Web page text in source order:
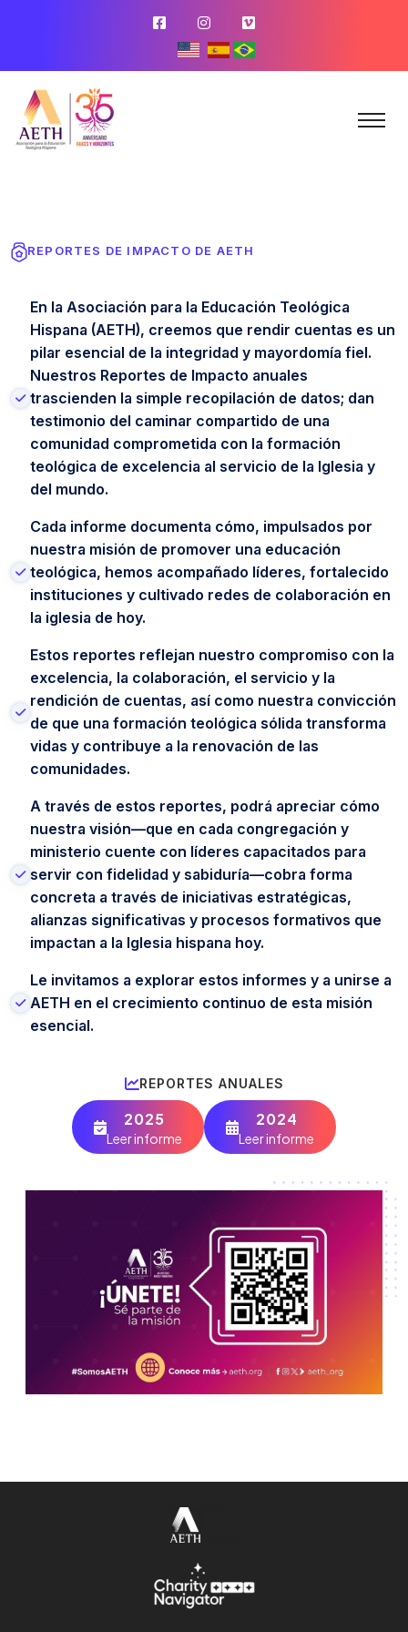
REPORTES DE IMPACTO DE AETH
En la Asociación para la Educación Teológica
Hispana (AETH), creemos que rendir cuentas es un
pilar esencial de la integridad y mayordomía fiel.
Nuestros Reportes de Impacto anuales
trascienden la simple recopilación de datos; dan
testimonio del caminar compartido de una
comunidad comprometida con la formación
teológica de excelencia al servicio de la Iglesia y
del mundo.
Cada informe documenta cómo, impulsados por
nuestra misión de promover una educación
teológica, hemos acompañado líderes, fortalecido
instituciones y cultivado redes de colaboración en
la iglesia de hoy.
Estos reportes reflejan nuestro compromiso con la
excelencia, la colaboración, el servicio y la
rendición de cuentas, así como nuestra convicción
de que una formación teológica sólida transforma
vidas y contribuye a la renovación de las
comunidades.
A través de estos reportes, podrá apreciar cómo
nuestra visión—que en cada congregación y
ministerio cuente con líderes capacitados para
servir con fidelidad y sabiduría—cobra forma
concreta a través de iniciativas estratégicas,
alianzas significativas y procesos formativos que
impactan a la Iglesia hispana hoy.
Le invitamos a explorar estos informes y a unirse a
AETH en el crecimiento continuo de esta misión
esencial.
REPORTES ANUALES
2025
Leer informe
2024
Leer informe